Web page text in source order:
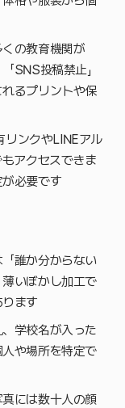
くの教育機関が
SNS投稿禁止」
るプリントや保
リンクやLINEアル
アクセスできま
必要です
誰か分からない
いぼかし加工で
ます
学校名が入った
や場所を特定で
には数十人の顔